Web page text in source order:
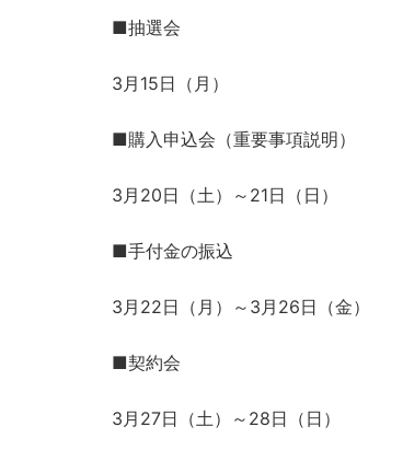
■抽選会
3月15日（月）
■購入申込会（重要事項説明）
3月20日（土）～21日（日）
■手付金の振込
3月22日（月）～3月26日（金）
■契約会
3月27日（土）～28日（日）